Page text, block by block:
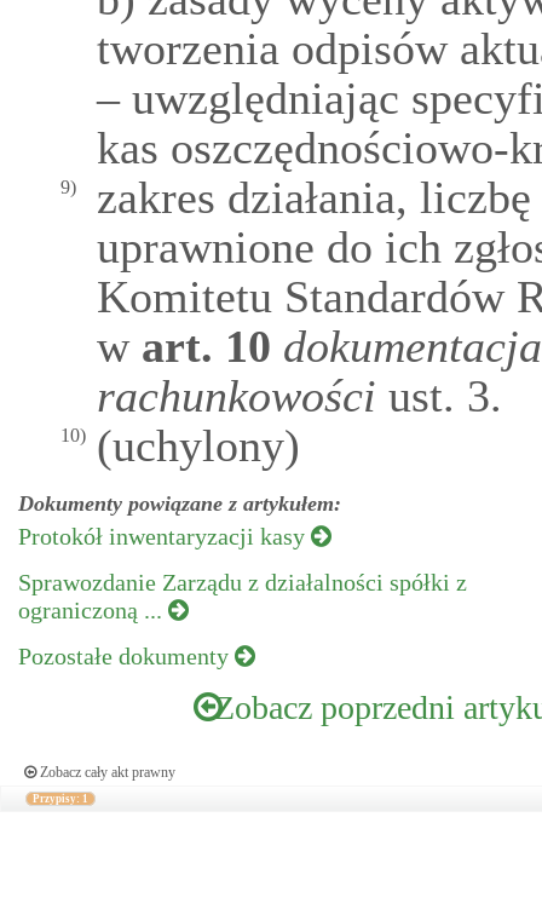
tworzenia odpisów
– uwzględniając
kas oszczędnościowo-
9)
zakres działania,
uprawnione do ich
Komitetu Standardów
wart. 10
rachunkowości ust. 3.
10) (uchylony)
Dokumenty powiązane z artykułem:
Protokół inwentaryzacji kasy
Sprawozdanie Zarządu z działalności spółki z
ograniczoną ...
Pozostałe dokumenty
Zobacz poprzedni
Zobacz cały akt prawny
Przypisy: 1